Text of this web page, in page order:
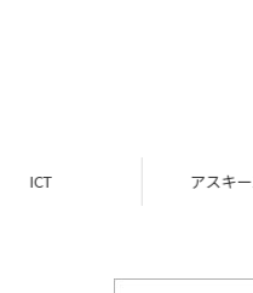
ICT アスキー